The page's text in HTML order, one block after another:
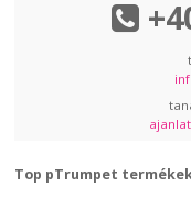
Top pTrumpet